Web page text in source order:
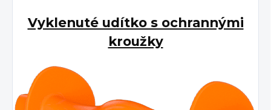
Vyklenuté udítko s ochrannými
kroužky